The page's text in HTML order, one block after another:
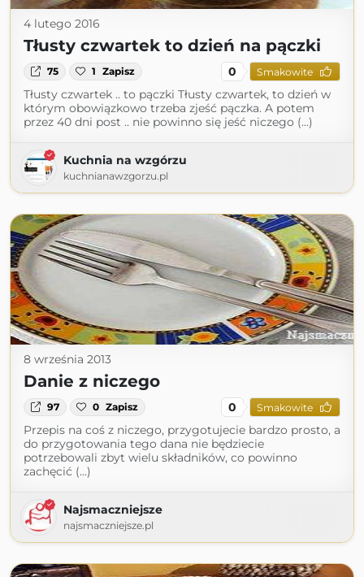
4 lutego 2016
Tłusty czwartek to dzień na pączki
75 1 Zapisz 0 Smakowite
Tłusty czwartek .. to pączki Tłusty czwartek, to dzień w
którym obowiązkowo trzeba zjeść pączka. A potem
przez 40 dni post .. nie powinno się jeść niczego (...)
Kuchnia na wzgórzu
kuchnianawzgorzu.pl
8 września 2013
Danie z niczego
97 0 Zapisz 0 Smakowite
Przepis na coś z niczego, przygotujecie bardzo prosto, a
do przygotowania tego dana nie będziecie
potrzebowali zbyt wielu składników, co powinno
zachęcić (...)
Najsmaczniejsze
najsmaczniejsze.pl